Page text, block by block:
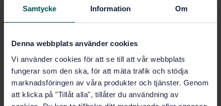
Samtycke Information Om
Denna webbplats använder cookies
Vi använder cookies för att se till att vår webbplats
fungerar som den ska, för att mäta trafik och stödja
marknadsföringen av våra produkter och tjänster. Genom
att klicka på "Tillåt alla", tillåter du användning av
Köp denna standard
SVENSK STANDARD· SS-EN 16834:2019
Järnvägar - Bromssystem - Bromsprestanda
Prenumerera på standarden - Läs mer